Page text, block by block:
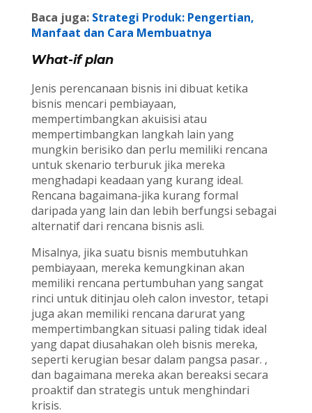
Baca juga: Strategi Produk: Pengertian,
Manfaat dan Cara Membuatnya
What-if plan
Jenis perencanaan bisnis ini dibuat ketika
bisnis mencari pembiayaan,
mempertimbangkan akuisisi atau
mempertimbangkan langkah lain yang
mungkin berisiko dan perlu memiliki rencana
untuk skenario terburuk jika mereka
menghadapi keadaan yang kurang ideal.
Rencana bagaimana-jika kurang formal
daripada yang lain dan lebih berfungsi sebagai
alternatif dari rencana bisnis asli.
Misalnya, jika suatu bisnis membutuhkan
pembiayaan, mereka kemungkinan akan
memiliki rencana pertumbuhan yang sangat
rinci untuk ditinjau oleh calon investor, tetapi
juga akan memiliki rencana darurat yang
mempertimbangkan situasi paling tidak ideal
yang dapat diusahakan oleh bisnis mereka,
seperti kerugian besar dalam pangsa pasar. ,
dan bagaimana mereka akan bereaksi secara
proaktif dan strategis untuk menghindari
krisis.